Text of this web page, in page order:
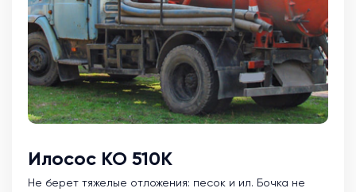
Илосос КО 510К
Не берет тяжелые отложения: песок и ил. Бочка не